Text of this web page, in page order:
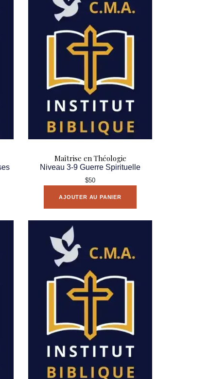
Maîtrise en Théologie
Niveau 3-9 Guerre Spirituelle
$50
AJOUTER AU PANIER